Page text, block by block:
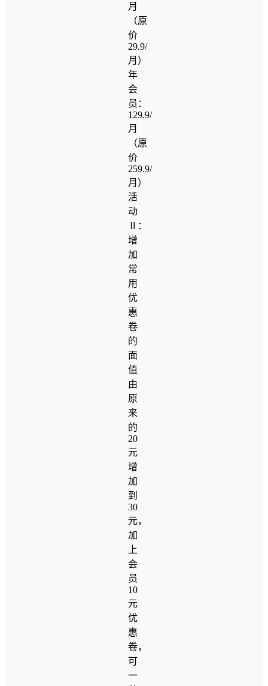
月
（原
价
29.9/
月）
年
会
员：
129.9/
月
（原
价
259.9/
月）
活
动
Ⅱ：
增
加
常
用
优
惠
卷
的
面
值
由
原
来
的
20
元
增
加
到
30
元，
加
上
会
员
10
元
优
惠
卷，
可
一